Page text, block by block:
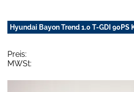
Hyundai Bayon Trend 1.0 T-GDI
Preis:
MWSt: